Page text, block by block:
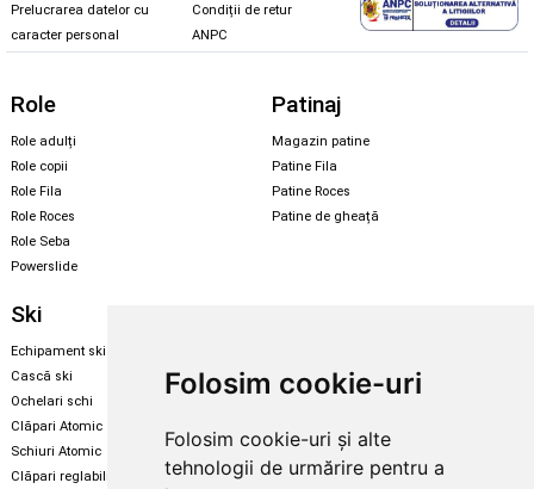
Folosim cookie-uri
Folosim cookie-uri și alte
tehnologii de urmărire pentru a
Prelucrarea datelor cu
caracter personal
Condiții de retur
ANPC
Role
Role adulți
Role copii
Role Fila
Role Roces
Role Seba
Powerslide
Patinaj
Magazin patine
Patine Fila
Patine Roces
Patine de gheață
Ski
Echipament ski
Cască ski
Ochelari schi
Clăpari Atomic
Schiuri Atomic
Clăpari reglabili
Echipament snowboard
Skate & longboard